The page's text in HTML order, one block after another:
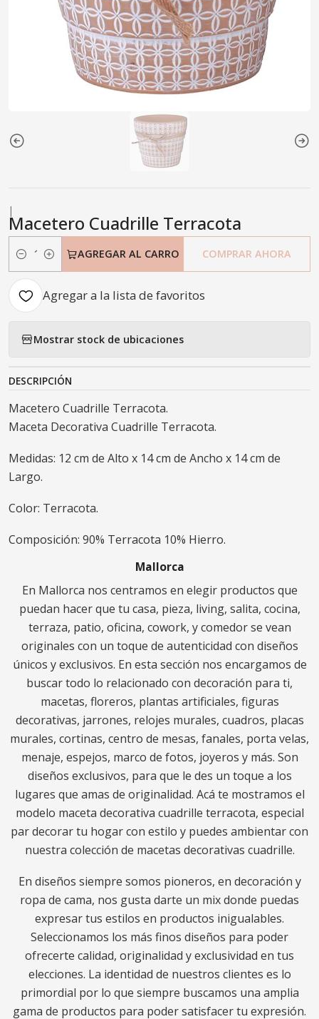
|
Macetero Cuadrille Terracota
Cantidad
AGREGAR AL CARRO COMPRAR AHORA
Agregar a la lista de favoritos
Mostrar stock de ubicaciones
DESCRIPCIÓN
Macetero Cuadrille Terracota.
Maceta Decorativa Cuadrille Terracota.
Medidas: 12 cm de Alto x 14 cm de Ancho x 14 cm de
Largo.
Color: Terracota.
Composición: 90% Terracota 10% Hierro.
Mallorca
En Mallorca nos centramos en elegir productos que
puedan hacer que tu casa, pieza, living, salita, cocina,
terraza, patio, oficina, cowork, y comedor se vean
originales con un toque de autenticidad con diseños
únicos y exclusivos. En esta sección nos encargamos de
buscar todo lo relacionado con decoración para ti,
macetas, floreros, plantas artificiales, figuras
decorativas, jarrones, relojes murales, cuadros, placas
murales, cortinas, centro de mesas, fanales, porta velas,
menaje, espejos, marco de fotos, joyeros y más. Son
diseños exclusivos, para que le des un toque a los
lugares que amas de originalidad. Acá te mostramos el
modelo maceta decorativa cuadrille terracota, especial
par decorar tu hogar con estilo y puedes ambientar con
nuestra colección de macetas decorativas cuadrille.
En diseños siempre somos pioneros, en decoración y
ropa de cama, nos gusta darte un mix donde puedas
expresar tus estilos en productos inigualables.
Seleccionamos los más finos diseños para poder
ofrecerte calidad, originalidad y exclusividad en tus
elecciones. La identidad de nuestros clientes es lo
primordial por lo que siempre buscamos una amplia
gama de productos para poder satisfacer tu expresión.